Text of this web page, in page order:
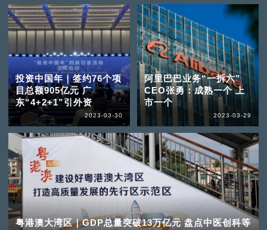
投资中国年｜签约76个项
目总额905亿元 广
东“4+2+1”引外资
2023-03-30
阿里巴巴业务“一拆六”
CEO张勇：成熟一个 上
市一个
2023-03-29
粤港澳大湾区｜GDP总量突破13万亿元 盘点中医创科等